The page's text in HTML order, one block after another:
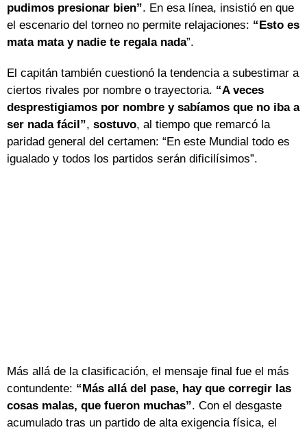
pudimos presionar bien”. En esa línea, insistió en que
el escenario del torneo no permite relajaciones: “Esto es
mata mata y nadie te regala nada”.
El capitán también cuestionó la tendencia a subestimar a
ciertos rivales por nombre o trayectoria. “A veces
desprestigiamos por nombre y sabíamos que no iba a
ser nada fácil”, sostuvo, al tiempo que remarcó la
paridad general del certamen: “En este Mundial todo es
igualado y todos los partidos serán dificilísimos”.
Más allá de la clasificación, el mensaje final fue el más
contundente: “Más allá del pase, hay que corregir las
cosas malas, que fueron muchas”. Con el desgaste
acumulado tras un partido de alta exigencia física, el